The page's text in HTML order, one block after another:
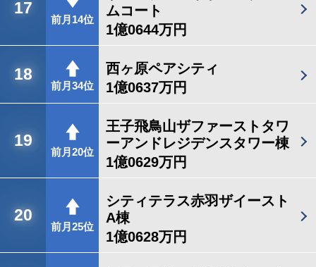
17
前月14位
ムコート
1億0644万円
18
前月34位
西ヶ原ペアシティ
1億0637万円
19
前月20位
王子飛鳥山ザファーストタワ
ーアンドレジデンスタワー棟
1億0629万円
20
前月25位
シティテラス赤羽ザイースト
A棟
1億0628万円